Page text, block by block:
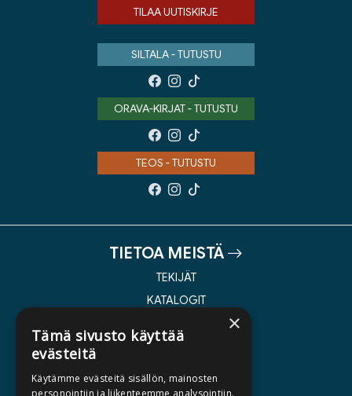
TILAA UUTISKIRJE
SILTALA - TUTUSTU
ORAVA-KIRJAT - TUTUSTU
TEOS - TUTUSTU
TIETOA MEISTÄ
TEKIJÄT
KATALOGIT
KIRJA TILAUSTYÖNÄ
×
Tämä sivusto käyttää
evästeitä
Käytämme evästeitä sisällön, mainosten
personointiin ja liikenteemme analysointiin.